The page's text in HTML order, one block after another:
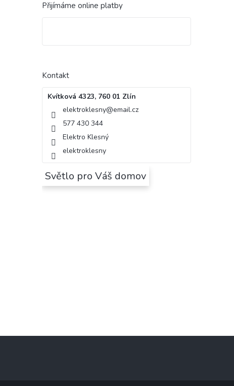
Přijímáme online platby
Kontakt
Kvítková 4323, 760 01 Zlín
elektroklesny@email.cz
577 430 344
Elektro Klesný
elektroklesny
Světlo pro Váš domov